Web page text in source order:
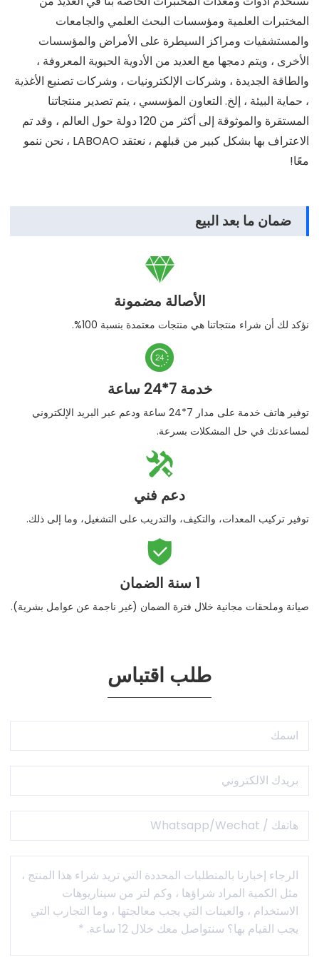
المختبرات العلمية ومؤسسات البحث العلمي والجامعات
والمستشفيات ومراكز السيطرة على الأمراض والمؤسسات
الأخرى ، ويتم دمجها مع العديد من الأدوية الحيوية المعروفة ،
والطاقة الجديدة ، وشركات الإلكترونيات ، وشركات تصنيع الأغذية
، حماية البيئة ، إلخ. التعاون المؤسسي ، يتم تصدير منتجاتنا
المستقرة والموثوقة إلى أكثر من 120 دولة حول العالم ، وقد تم
الاعتراف بها بشكل كبير من قبلهم ، نعتقد LABOAO ، نحن ننمو
معًا!
ضمان ما بعد البيع

الأصالة مضمونة
نؤكد لك أن شراء منتجاتنا هي منتجات معتمدة بنسبة 100%.

خدمة 7*24 ساعة
توفير هاتف خدمة على مدار 7*24 ساعة ودعم عبر البريد الإلكتروني
لمساعدتك في حل المشكلات بسرعة.

دعم فني
توفير تركيب المعدات، والتكيف، والتدريب على التشغيل، وما إلى ذلك.

1 سنة الضمان
صيانة وملحقات مجانية خلال فترة الضمان (غير ناجمة عن عوامل بشرية).
طلب اقتباس